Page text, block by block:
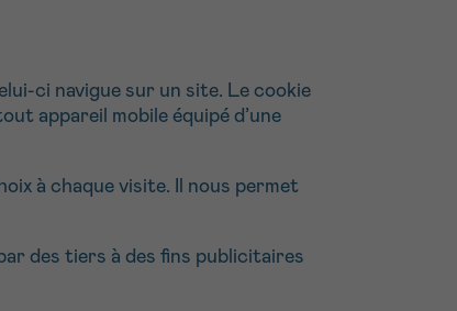
ci navigue sur un site. Le cookie
appareil mobile équipé d’une
à chaque visite. Il nous permet
des tiers à des fins publicitaires